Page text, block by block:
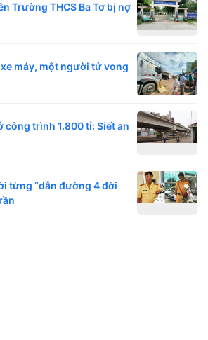
Trường THCS Ba Tơ bị nợ
máy, một người tử vong
công trình 1.800 tỉ: Siết an
từng “dẫn đường 4 đời